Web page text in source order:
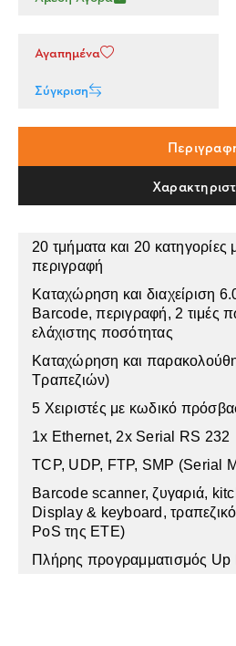
Αγαπημένα
Σύγκριση
20 τμήματα και 20 κατηγορίες
περιγραφή
Καταχώρηση και διαχείριση
Barcode, περιγραφή, 2 τιμές
ελάχιστης ποσότητας
Καταχώρηση και
Τραπεζιών)
5 Χειριστές με κωδικό
1x Ethernet, 2x Serial RS 232
TCP, UDP, FTP, SMP (Serial
Barcode scanner, ζυγαριά,
Display & keyboard,
PoS της ΕΤΕ)
Πλήρης προγραμματισμός